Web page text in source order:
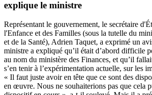
explique le ministre
Représentant le gouvernement, le secrétaire
l'Enfance et des Familles (sous la tutelle du
et de la Santé), Adrien Taquet, a exprimé un
ministre a expliqué qu’il était d’abord difficile
au nom du ministère des Finances, et qu’il
s’en tenir à l’expérimentation actuelle, sur les
« Il faut juste avoir en tête que ce sont des
en œuvre. Nous ne souhaiterions pas que cela